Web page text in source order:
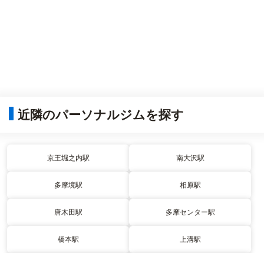
近隣のパーソナルジムを探す
京王堀之内駅 南大沢駅
多摩境駅 相原駅
唐木田駅 多摩センター駅
橋本駅 上溝駅